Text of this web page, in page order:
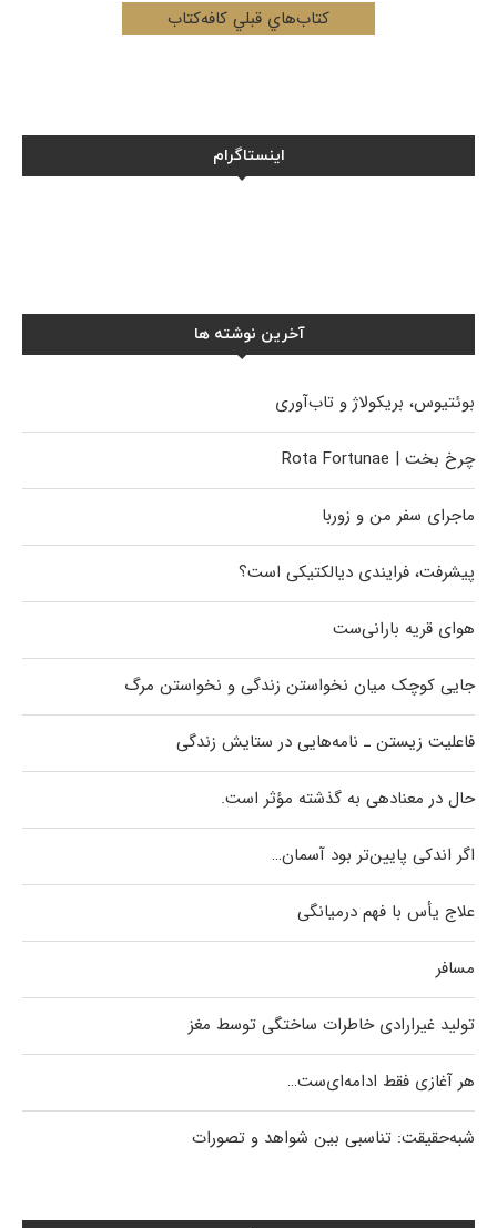
کتاب‌هاي قبلي کافه‌کتاب
اینستاگرام
آخرین نوشته ها
بوئتیوس، بریکولاژ و تاب‌آوری
چرخ بخت | Rota Fortunae
ماجرای سفر من و زوربا
پیشرفت، فرایندی دیالکتیکی است؟
هوای قریه بارانی‌ست
جایی کوچک میان نخواستن زندگی و نخواستن مرگ
فاعلیت زیستن ـ نامه‌هایی در ستایش زندگی
حال در معنادهی به گذشته مؤثر است.
اگر اندکی پایین‌تر بود آسمان…
علاج یأس با فهم درمیانگی
مسافر
تولید غیرارادی خاطرات ساختگی توسط مغز
هر آغازی فقط ادامه‌ای‌ست…
شبه‌حقیقت: تناسبی بین شواهد و تصورات